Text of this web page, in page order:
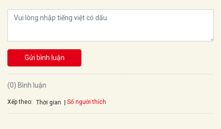
Gửi bình luận
(0) Bình luận
Xếp theo: Thời gian Số người thích